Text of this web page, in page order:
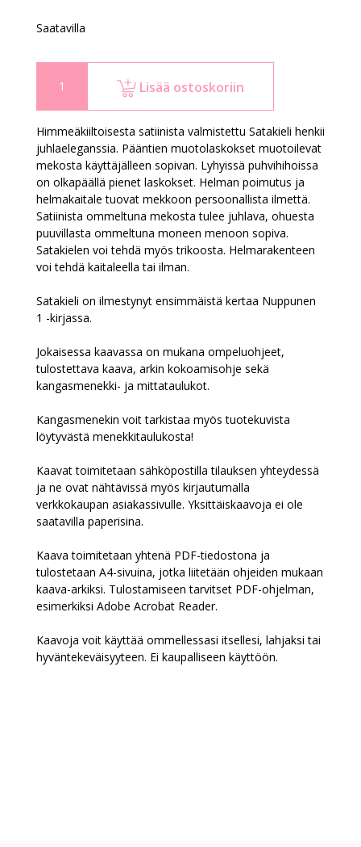
Saatavilla
Lisää ostoskoriin
Himmeäkiiltoisesta satiinista valmistettu Satakieli henkii
juhlaeleganssia. Pääntien muotolaskokset muotoilevat
mekosta käyttäjälleen sopivan. Lyhyissä puhvihihoissa
on olkapäällä pienet laskokset. Helman poimutus ja
helmakaitale tuovat mekkoon persoonallista ilmettä.
Satiinista ommeltuna mekosta tulee juhlava, ohuesta
puuvillasta ommeltuna moneen menoon sopiva.
Satakielen voi tehdä myös trikoosta. Helmarakenteen
voi tehdä kaitaleella tai ilman.
Satakieli on ilmestynyt ensimmäistä kertaa Nuppunen
1 -kirjassa.
Jokaisessa kaavassa on mukana ompeluohjeet,
tulostettava kaava, arkin kokoamisohje sekä
kangasmenekki- ja mittataulukot.
Kangasmenekin voit tarkistaa myös tuotekuvista
löytyvästä menekkitaulukosta!
Kaavat toimitetaan sähköpostilla tilauksen yhteydessä
ja ne ovat nähtävissä myös kirjautumalla
verkkokaupan asiakassivulle. Yksittäiskaavoja ei ole
saatavilla paperisina.
Kaava toimitetaan yhtenä PDF-tiedostona ja
tulostetaan A4-sivuina, jotka liitetään ohjeiden mukaan
kaava-arkiksi. Tulostamiseen tarvitset PDF-ohjelman,
esimerkiksi Adobe Acrobat Reader.
Kaavoja voit käyttää ommellessasi itsellesi, lahjaksi tai
hyväntekeväisyyteen. Ei kaupalliseen käyttöön.